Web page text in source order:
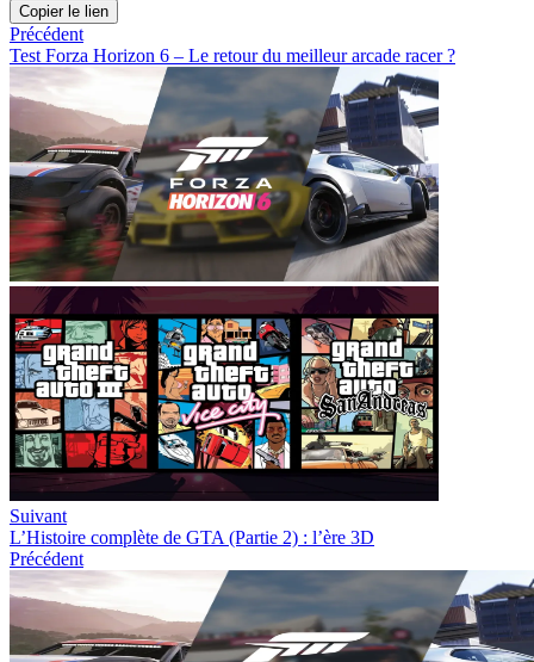
Copier le lien
Précédent
Test Forza Horizon 6 – Le retour du meilleur arcade racer ?
Suivant
L’Histoire complète de GTA (Partie 2) : l’ère 3D
Précédent